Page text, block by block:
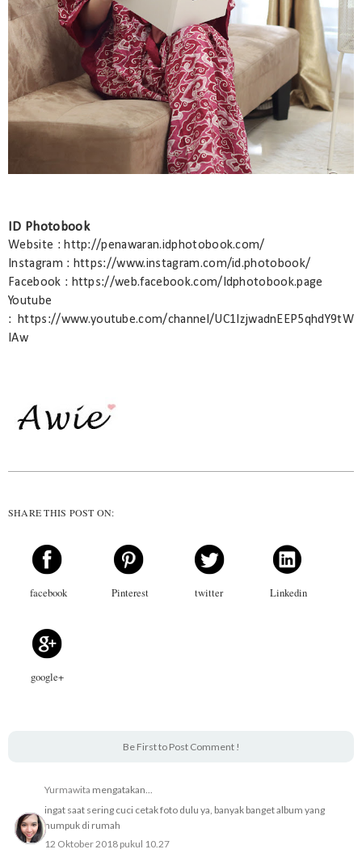
ID Photobook
Website : http://penawaran.idphotobook.com/
Instagram : https://www.instagram.com/id.photobook/
Facebook : https://web.facebook.com/Idphotobook.page
Youtube
: https://www.youtube.com/channel/UC1IzjwadnEEP5qhdY9tW
IAw
SHARE THIS POST ON:
facebook Pinterest twitter Linkedin
google+
Be First to Post Comment !
Yurmawita mengatakan...
ingat saat sering cuci cetak foto dulu ya, banyak banget album yang
numpuk di rumah
12 Oktober 2018 pukul 10.27